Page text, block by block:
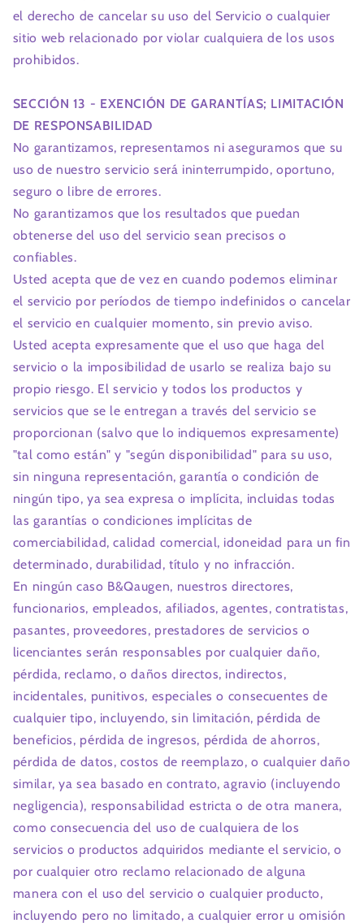
el derecho de cancelar su uso del Servicio o cualquier
sitio web relacionado por violar cualquiera de los usos
prohibidos.
SECCIÓN 13 - EXENCIÓN DE GARANTÍAS; LIMITACIÓN
DE RESPONSABILIDAD
No garantizamos, representamos ni aseguramos que su
uso de nuestro servicio será ininterrumpido, oportuno,
seguro o libre de errores.
No garantizamos que los resultados que puedan
obtenerse del uso del servicio sean precisos o
confiables.
Usted acepta que de vez en cuando podemos eliminar
el servicio por períodos de tiempo indefinidos o cancelar
el servicio en cualquier momento, sin previo aviso.
Usted acepta expresamente que el uso que haga del
servicio o la imposibilidad de usarlo se realiza bajo su
propio riesgo. El servicio y todos los productos y
servicios que se le entregan a través del servicio se
proporcionan (salvo que lo indiquemos expresamente)
"tal como están" y "según disponibilidad" para su uso,
sin ninguna representación, garantía o condición de
ningún tipo, ya sea expresa o implícita, incluidas todas
las garantías o condiciones implícitas de
comerciabilidad, calidad comercial, idoneidad para un fin
determinado, durabilidad, título y no infracción.
En ningún caso B&Qaugen, nuestros directores,
funcionarios, empleados, afiliados, agentes, contratistas,
pasantes, proveedores, prestadores de servicios o
licenciantes serán responsables por cualquier daño,
pérdida, reclamo, o daños directos, indirectos,
incidentales, punitivos, especiales o consecuentes de
cualquier tipo, incluyendo, sin limitación, pérdida de
beneficios, pérdida de ingresos, pérdida de ahorros,
pérdida de datos, costos de reemplazo, o cualquier daño
similar, ya sea basado en contrato, agravio (incluyendo
negligencia), responsabilidad estricta o de otra manera,
como consecuencia del uso de cualquiera de los
servicios o productos adquiridos mediante el servicio, o
por cualquier otro reclamo relacionado de alguna
manera con el uso del servicio o cualquier producto,
incluyendo pero no limitado, a cualquier error u omisión